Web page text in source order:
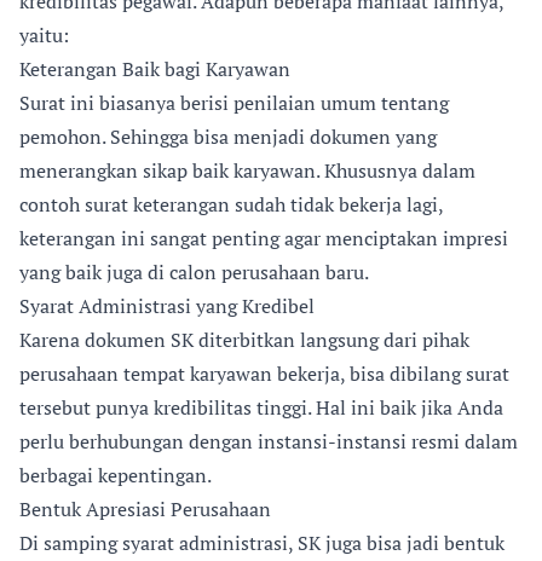
yaitu:
Keterangan Baik bagi Karyawan
Surat ini biasanya berisi penilaian umum tentang
pemohon. Sehingga bisa menjadi dokumen yang
menerangkan sikap baik karyawan. Khususnya dalam
contoh surat keterangan sudah tidak bekerja lagi,
keterangan ini sangat penting agar menciptakan impresi
yang baik juga di calon perusahaan baru.
Syarat Administrasi yang Kredibel
Karena dokumen SK diterbitkan langsung dari pihak
perusahaan tempat karyawan bekerja, bisa dibilang surat
tersebut punya kredibilitas tinggi. Hal ini baik jika Anda
perlu berhubungan dengan instansi-instansi resmi dalam
berbagai kepentingan.
Bentuk Apresiasi Perusahaan
Di samping syarat administrasi, SK juga bisa jadi bentuk